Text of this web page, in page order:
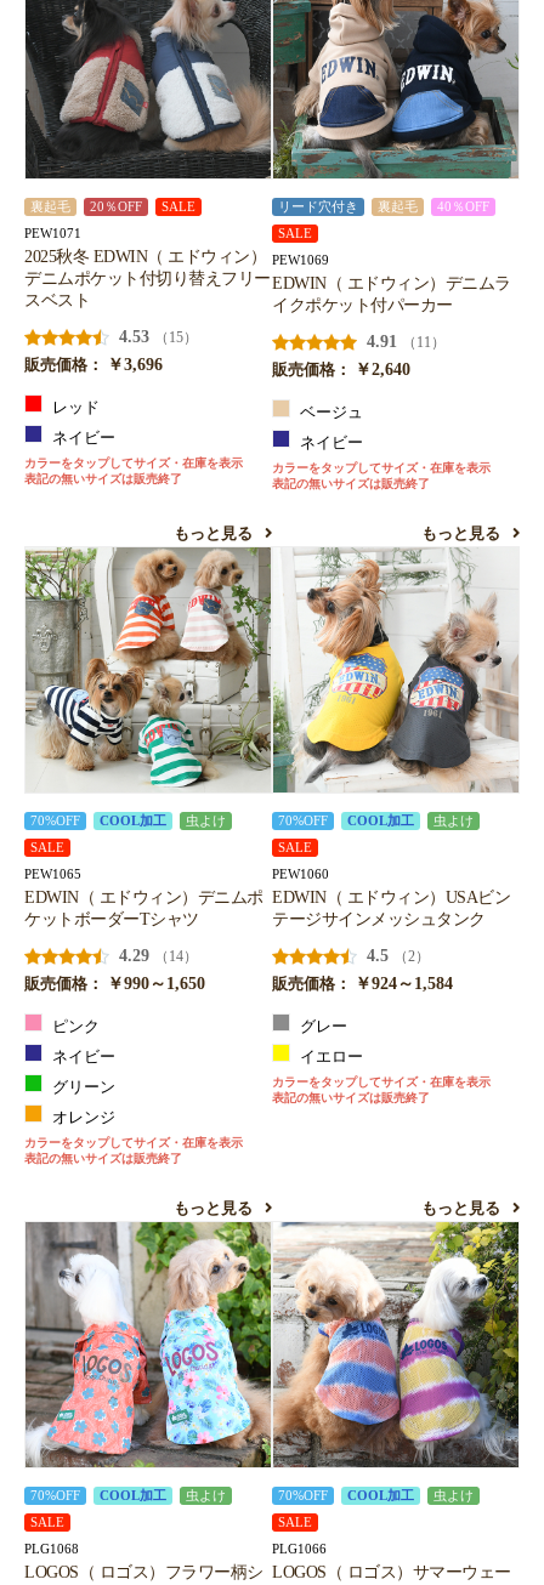
裏起毛 20％OFF SALE
PEW1071
2025秋冬 EDWIN（ エドウィン）
デニムポケット付切り替えフリー
スベスト
4.53
（15）
販売価格：
￥3,696
レッド
ネイビー
カラーをタップしてサイズ・在庫を表示
表記の無いサイズは販売終了
もっと見る
リード穴付き 裏起毛
40％OFF
SALE
PEW1069
EDWIN（ エドウィン）デニムラ
イクポケット付パーカー
4.91
（11）
販売価格：
￥2,640
ベージュ
ネイビー
カラーをタップしてサイズ・在庫を表示
表記の無いサイズは販売終了
もっと見る
70%OFF COOL加工
虫よけ
SALE
PEW1065
EDWIN（ エドウィン）デニムポ
ケットボーダーTシャツ
4.29
（14）
販売価格：
￥990～1,650
ピンク
ネイビー
グリーン
オレンジ
カラーをタップしてサイズ・在庫を表示
表記の無いサイズは販売終了
もっと見る
70%OFF COOL加工
虫よけ
SALE
PEW1060
EDWIN（ エドウィン）USAビン
テージサインメッシュタンク
4.5
（2）
販売価格：
￥924～1,584
グレー
イエロー
カラーをタップしてサイズ・在庫を表示
表記の無いサイズは販売終了
もっと見る
70%OFF COOL加工
虫よけ
SALE
PLG1068
LOGOS（ ロゴス）フラワー柄シ
70%OFF COOL加工
虫よけ
SALE
PLG1066
LOGOS（ ロゴス）サマーウェー